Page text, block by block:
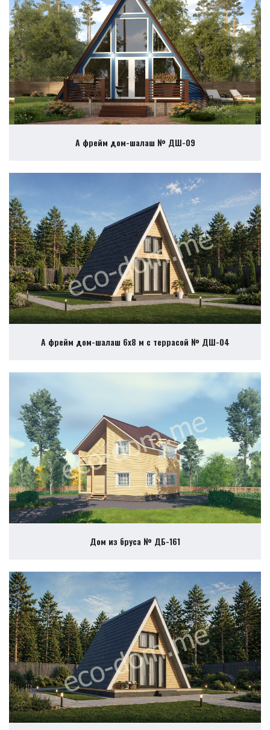
А фрейм дом-шалаш № ДШ-09
А фрейм дом-шалаш 6х8 м с террасой № ДШ-04
Дом из бруса № ДБ-161